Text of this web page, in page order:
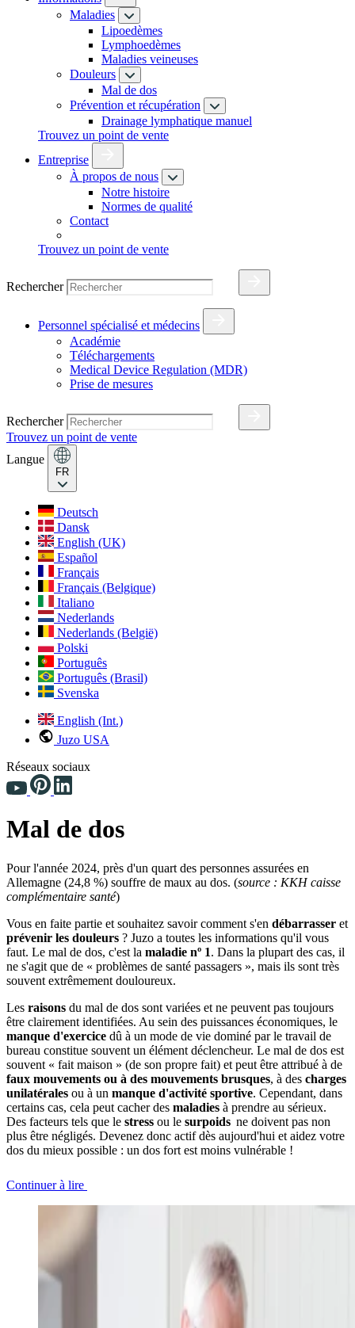
Maladies
Lipoedèmes
Lymphoedèmes
Maladies veineuses
Douleurs
Mal de dos
Prévention et récupération
Drainage lymphatique manuel
Trouvez un point de vente
Entreprise
À propos de nous
Notre histoire
Normes de qualité
Contact
Trouvez un point de vente
Rechercher
Personnel spécialisé et médecins
Académie
Téléchargements
Medical Device Regulation (MDR)
Prise de mesures
Rechercher
Trouvez un point de vente
Langue
FR
Deutsch
Dansk
English (UK)
Español
Français
Français (Belgique)
Italiano
Nederlands
Nederlands (België)
Polski
Português
Português (Brasil)
Svenska
English (Int.)
Juzo USA
Réseaux sociaux
Mal de dos
Pour l'année 2024, près d'un quart des personnes assurées en
Allemagne (24,8 %) souffre de maux au dos. (source : KKH caisse
complémentaire santé)
Vous en faite partie et souhaitez savoir comment s'en débarrasser et
prévenir les douleurs ? Juzo a toutes les informations qu'il vous
faut. Le mal de dos, c'est la maladie nº 1. Dans la plupart des cas, il
ne s'agit que de « problèmes de santé passagers », mais ils sont très
souvent extrêmement douloureux.
Les raisons du mal de dos sont variées et ne peuvent pas toujours
être clairement identifiées. Au sein des puissances économiques, le
manque d'exercice dû à un mode de vie dominé par le travail de
bureau constitue souvent un élément déclencheur. Le mal de dos est
souvent « fait maison » (de son propre fait) et peut être attribué à de
faux mouvements ou à des mouvements brusques, à des charges
unilatérales ou à un manque d'activité sportive. Cependant, dans
certains cas, cela peut cacher des maladies à prendre au sérieux.
Des facteurs tels que le stress ou le surpoids ne doivent pas non
plus être négligés. Devenez donc actif dès aujourd'hui et aidez votre
dos du mieux possible : un dos fort est moins vulnérable !
Continuer à lire